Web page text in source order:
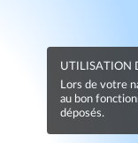
UTILISATION
Lors de votre
au bon
déposés.